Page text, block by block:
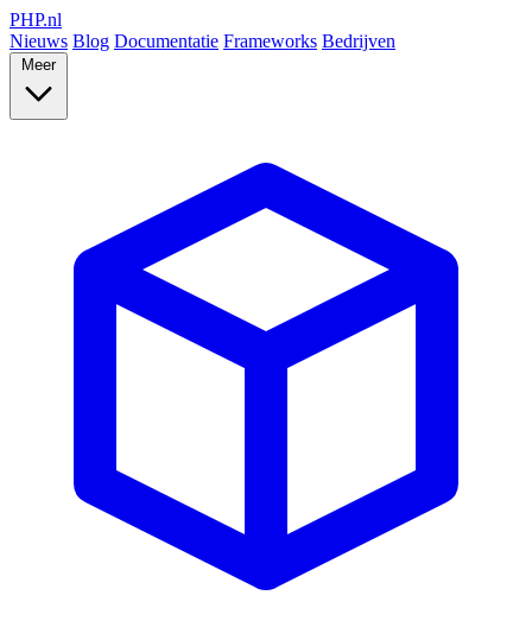
PHP.nl
Nieuws Blog Documentatie Frameworks Bedrijven
Meer